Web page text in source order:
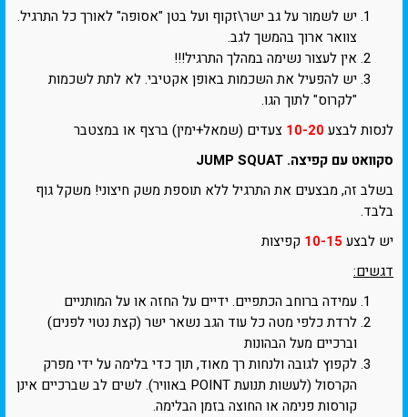
יש לשמור על גב ישר\זקוף ועל בטן "אסופה" לאורך כל התרגיל.
צוואר ארוך בהמשך לגב.
אין לעצור נשימה במהלך התרגיל!!!
יש להפעיל את השכמות באופן אקטיבי. לא לתת לשכמות
"לקרוס" לתוך הגו.
לנסות לבצע10-20 צעדים (שמאל+ימין) ברצף או במצטבר
סקוואט עם קפיצה. JUMP SQUAT
בשלב זה, מבצעים את התרגיל ללא תוספת משק חיצוני! משקל גוף
בלבד.
יש לבצע10-15 קפיצות
דגשים:
עמידה ברוחב הכתפיים. ידיים על החזה או על המותניים
לרדת כלפי מטה כל עוד הגב נשאר ישר (קצת נטוי לפנים)
וברכיים מעל הבהונות
לקפוץ לגובה ולנחות רך מאוד, תוך כדי בלימה על ידי מפרק
הקרסול (לעשות תנועת POINT באוויר). לשים לב שברכיים אינן
קורסות פנימה או החוצה בזמן הבלימה.